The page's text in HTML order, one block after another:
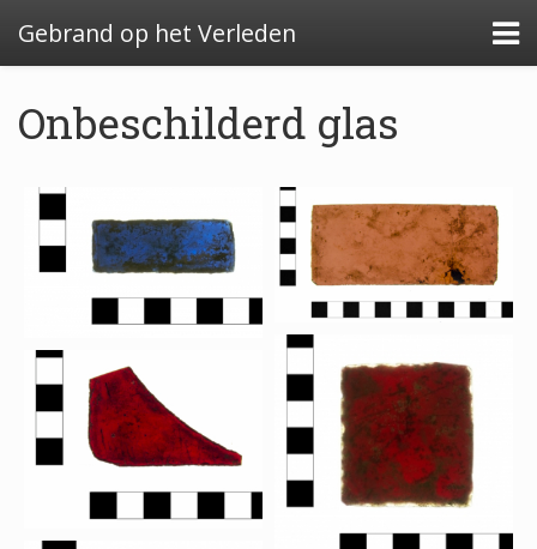
Gebrand op het Verleden
Algemeen: Glazeniersafval in Nederland
Algemeen: de glazenier
Uitwerking: Zutphen-Dieserstraat, 1583-1600
Uitwerking: Oldenzaal-Boterstraat, 1650-1700
Quickscan: Groenlo-Nieuwstad, 1650-1800
Quickscan: Groenlo-Notenboomstraat, 1700-
1750
Onbeschilderd glas